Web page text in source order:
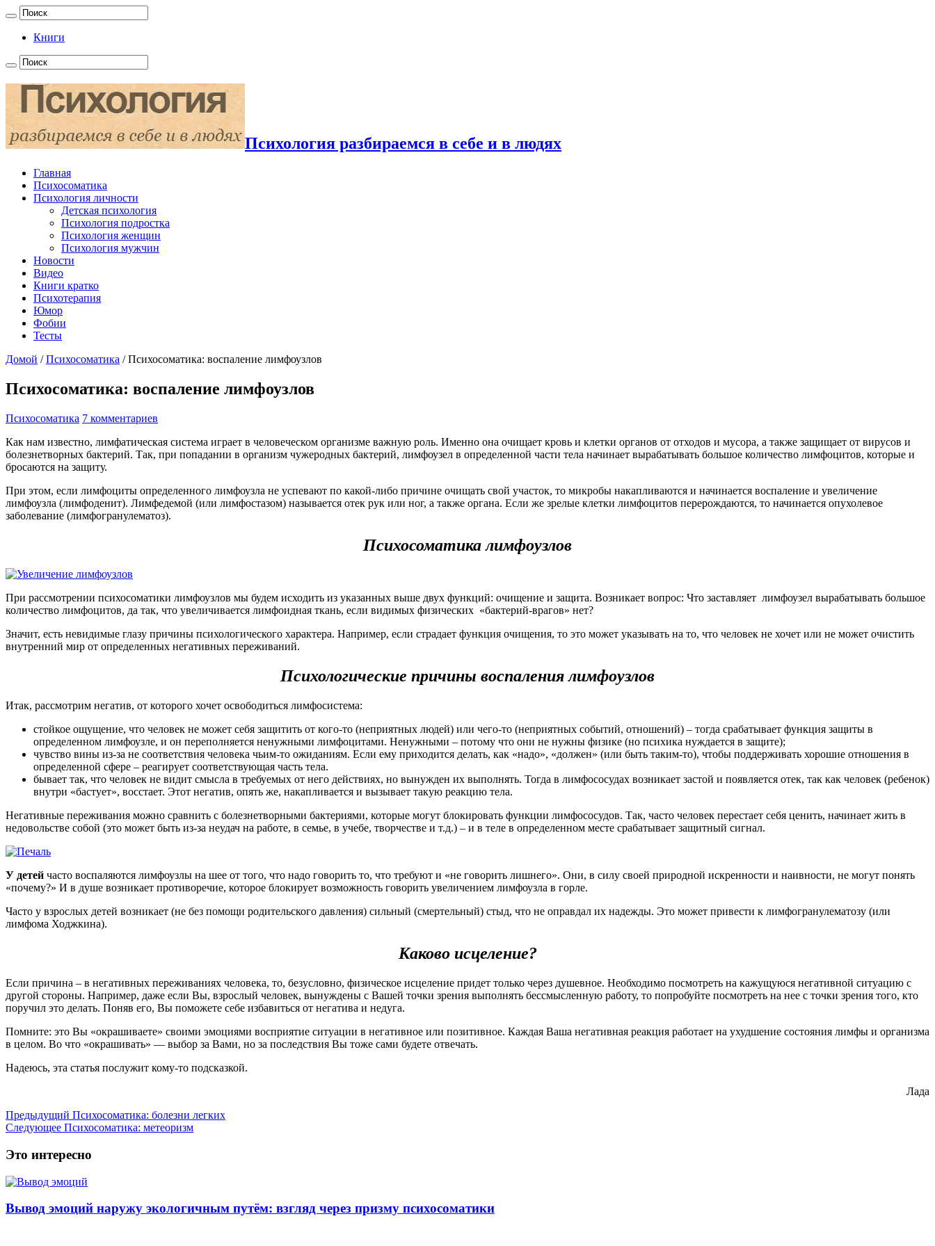
Книги
Психология разбираемся в себе и в людях
Главная
Психосоматика
Психология личности
Детская психология
Психология подростка
Психология женщин
Психология мужчин
Новости
Видео
Книги кратко
Психотерапия
Юмор
Фобии
Тесты
Домой / Психосоматика / Психосоматика: воспаление лимфоузлов
Психосоматика: воспаление лимфоузлов
Психосоматика 7 комментариев
Как нам известно, лимфатическая система играет в человеческом организме важную роль. Именно она очищает кровь и клетки органов от отходов и мусора, а также защищает от вирусов и
болезнетворных бактерий. Так, при попадании в организм чужеродных бактерий, лимфоузел в определенной части тела начинает вырабатывать большое количество лимфоцитов, которые и
бросаются на защиту.
При этом, если лимфоциты определенного лимфоузла не успевают по какой-либо причине очищать свой участок, то микробы накапливаются и начинается воспаление и увеличение
лимфоузла (лимфоденит). Лимфедемой (или лимфостазом) называется отек рук или ног, а также органа. Если же зрелые клетки лимфоцитов перерождаются, то начинается опухолевое
заболевание (лимфогранулематоз).
Психосоматика лимфоузлов
При рассмотрении психосоматики лимфоузлов мы будем исходить из указанных выше двух функций: очищение и защита. Возникает вопрос: Что заставляет лимфоузел вырабатывать большое
количество лимфоцитов, да так, что увеличивается лимфоидная ткань, если видимых физических «бактерий-врагов» нет?
Значит, есть невидимые глазу причины психологического характера. Например, если страдает функция очищения, то это может указывать на то, что человек не хочет или не может очистить
внутренний мир от определенных негативных переживаний.
Психологические причины воспаления лимфоузлов
Итак, рассмотрим негатив, от которого хочет освободиться лимфосистема:
стойкое ощущение, что человек не может себя защитить от кого-то (неприятных людей) или чего-то (неприятных событий, отношений) – тогда срабатывает функция защиты в
определенном лимфоузле, и он переполняется ненужными лимфоцитами. Ненужными – потому что они не нужны физике (но психика нуждается в защите);
чувство вины из-за не соответствия человека чьим-то ожиданиям. Если ему приходится делать, как «надо», «должен» (или быть таким-то), чтобы поддерживать хорошие отношения в
определенной сфере – реагирует соответствующая часть тела.
бывает так, что человек не видит смысла в требуемых от него действиях, но вынужден их выполнять. Тогда в лимфососудах возникает застой и появляется отек, так как человек (ребенок)
внутри «бастует», восстает. Этот негатив, опять же, накапливается и вызывает такую реакцию тела.
Негативные переживания можно сравнить с болезнетворными бактериями, которые могут блокировать функции лимфососудов. Так, часто человек перестает себя ценить, начинает жить в
недовольстве собой (это может быть из-за неудач на работе, в семье, в учебе, творчестве и т.д.) – и в теле в определенном месте срабатывает защитный сигнал.
У детей часто воспаляются лимфоузлы на шее от того, что надо говорить то, что требуют и «не говорить лишнего». Они, в силу своей природной искренности и наивности, не могут понять
«почему?» И в душе возникает противоречие, которое блокирует возможность говорить увеличением лимфоузла в горле.
Часто у взрослых детей возникает (не без помощи родительского давления) сильный (смертельный) стыд, что не оправдал их надежды. Это может привести к лимфогранулематозу (или
лимфома Ходжкина).
Каково исцеление?
Если причина – в негативных переживаниях человека, то, безусловно, физическое исцеление придет только через душевное. Необходимо посмотреть на кажущуюся негативной ситуацию с
другой стороны. Например, даже если Вы, взрослый человек, вынуждены с Вашей точки зрения выполнять бессмысленную работу, то попробуйте посмотреть на нее с точки зрения того, кто
поручил это делать. Поняв его, Вы поможете себе избавиться от негатива и недуга.
Помните: это Вы «окрашиваете» своими эмоциями восприятие ситуации в негативное или позитивное. Каждая Ваша негативная реакция работает на ухудшение состояния лимфы и организма
в целом. Во что «окрашивать» — выбор за Вами, но за последствия Вы тоже сами будете отвечать.
Надеюсь, эта статья послужит кому-то подсказкой.
Лада
Предыдущий Психосоматика: болезни легких
Следующее Психосоматика: метеоризм
Это интересно
Вывод эмоций наружу экологичным путём: взгляд через призму психосоматики